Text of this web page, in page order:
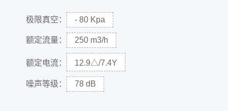
极限真空： - 80 Kpa
额定流量： 250 m3/h
额定电流： 12.9△/7.4Y
噪声等级： 78 dB